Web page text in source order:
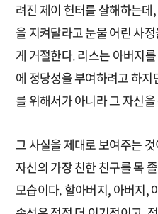
려진 제이 헌터를 살해하는
을 지켜달라고 눈물 어린 사
게 거절한다. 리스는 아버지
에 정당성을 부여하려고 하
를 위해서가 아니라 그 자신
그 사실을 제대로 보여주는
자신의 가장 친한 친구를 목
모습이다. 할아버지, 아버지,